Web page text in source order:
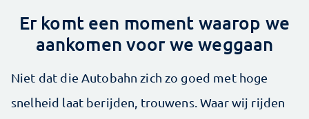
Er komt een moment waarop we
aankomen voor we weggaan
Niet dat die Autobahn zich zo goed met hoge
snelheid laat berijden, trouwens. Waar wij rijden